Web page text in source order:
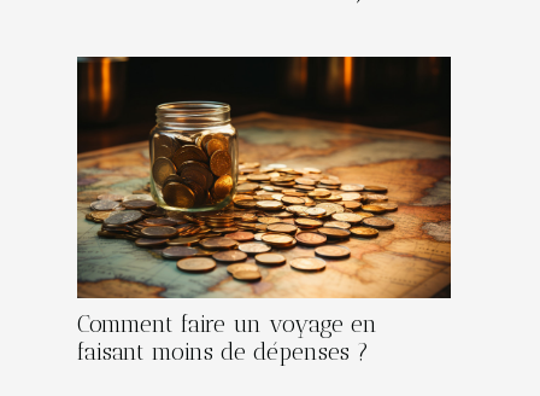
Comment faire un voyage en
faisant moins de dépenses ?